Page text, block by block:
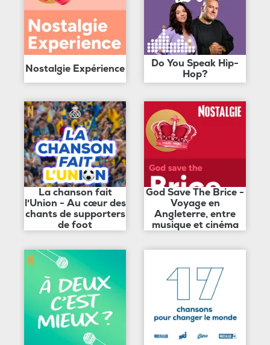
Nostalgie Expérience
Do You Speak Hip-
Hop?
La chanson fait
l'Union - Au cœur des
chants de supporters
de foot
God Save The Brice -
Voyage en
Angleterre, entre
musique et cinéma